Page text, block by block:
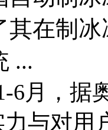
其在制
...
6月，据
与对用